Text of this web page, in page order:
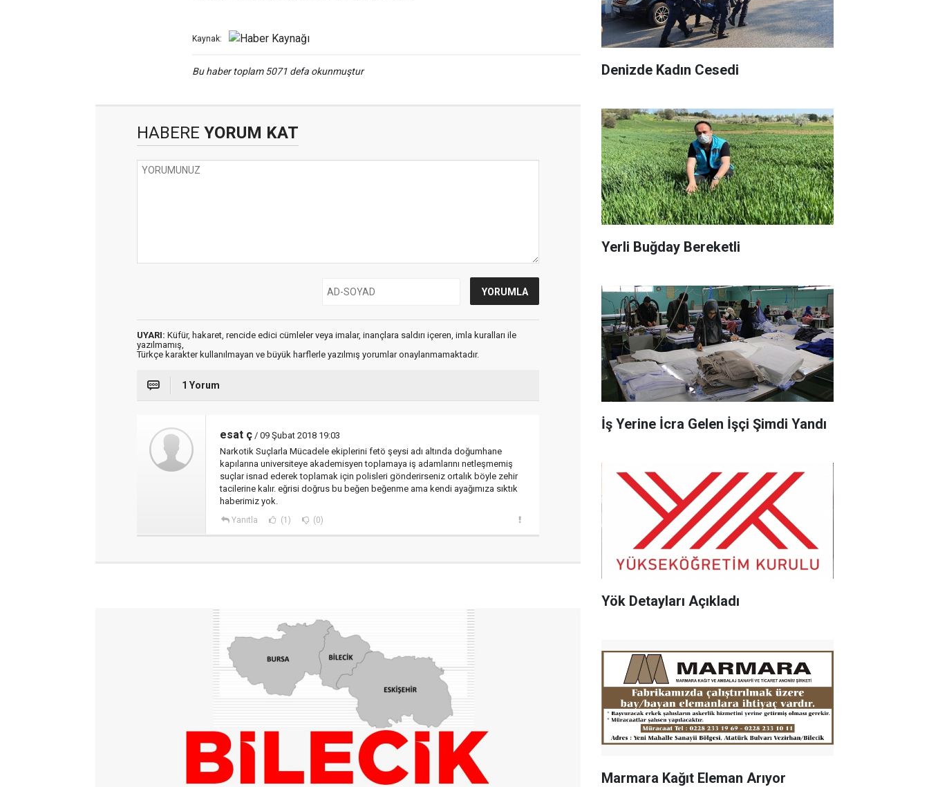
Kaynak:
Bu haber toplam 5071 defa okunmuştur
HABERE YORUM KAT
UYARI: Küfür, hakaret, rencide edici cümleler veya imalar, inançlara saldırı içeren, imla kuralları ile
yazılmamış,
Türkçe karakter kullanılmayan ve büyük harflerle yazılmış yorumlar onaylanmamaktadır.
1 Yorum
esat ç / 09 Şubat 2018 19:03
Narkotik Suçlarla Mücadele ekiplerini fetö şeysi adı altında doğumhane
kapılarına universiteye akademisyen toplamaya iş adamlarını netleşmemiş
suçlar isnad ederek toplamak için polisleri gönderirseniz ortalık böyle zehir
tacilerine kalır. eğrisi doğrus bu beğen beğenme ama kendi ayağımıza sıktık
haberimiz yok.
Yanıtla (1) (0)
Denizde Kadın Cesedi
Yerli Buğday Bereketli
İş Yerine İcra Gelen İşçi Şimdi Yandı
Yök Detayları Açıkladı
Marmara Kağıt Eleman Arıyor